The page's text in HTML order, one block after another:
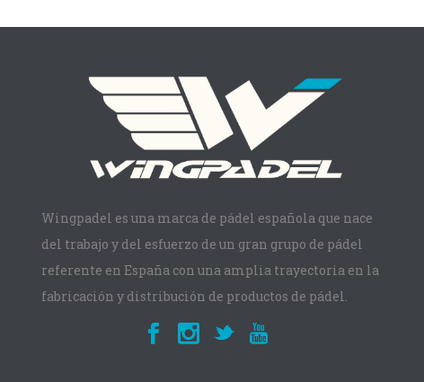
Wingpadel es una marca de pádel española que nace
del trabajo y del esfuerzo de un gran grupo de pádel
referente en España con una amplia trayectoria en la
fabricación y distribución de productos de pádel.